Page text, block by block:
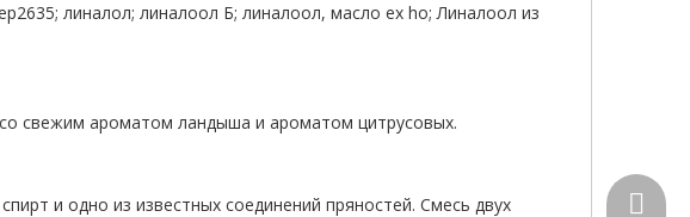
линалол; линалоол Б; линалоол, масло ex ho; Линалоол из
свежим ароматом ландыша и ароматом цитрусовых.
и одно из известных соединений пряностей. Смесь двух
+86-